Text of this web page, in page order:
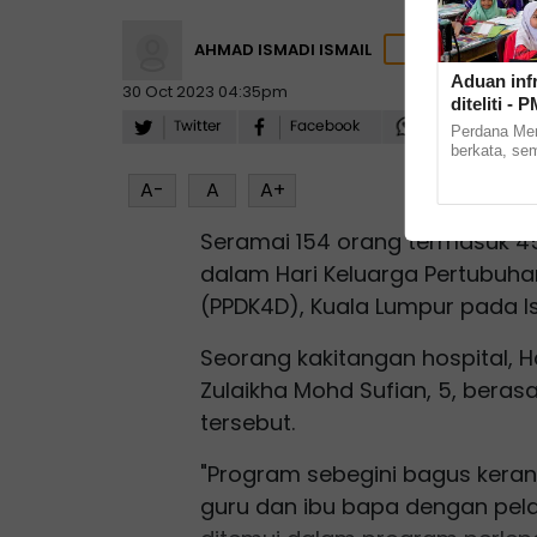
AHMAD ISMADI ISMAIL
30 Oct 2023 04:35pm
A- A A+
Seramai 154 orang termasuk
dalam Hari Keluarga
(PPDK4D), Kuala Lumpur pada
Seorang kakitangan hospital,
Zulaikha Mohd Sufian, 5,
tersebut.
"Program sebegini bagus
guru dan ibu bapa dengan
Aduan
diteliti -
Perdana
berkata,